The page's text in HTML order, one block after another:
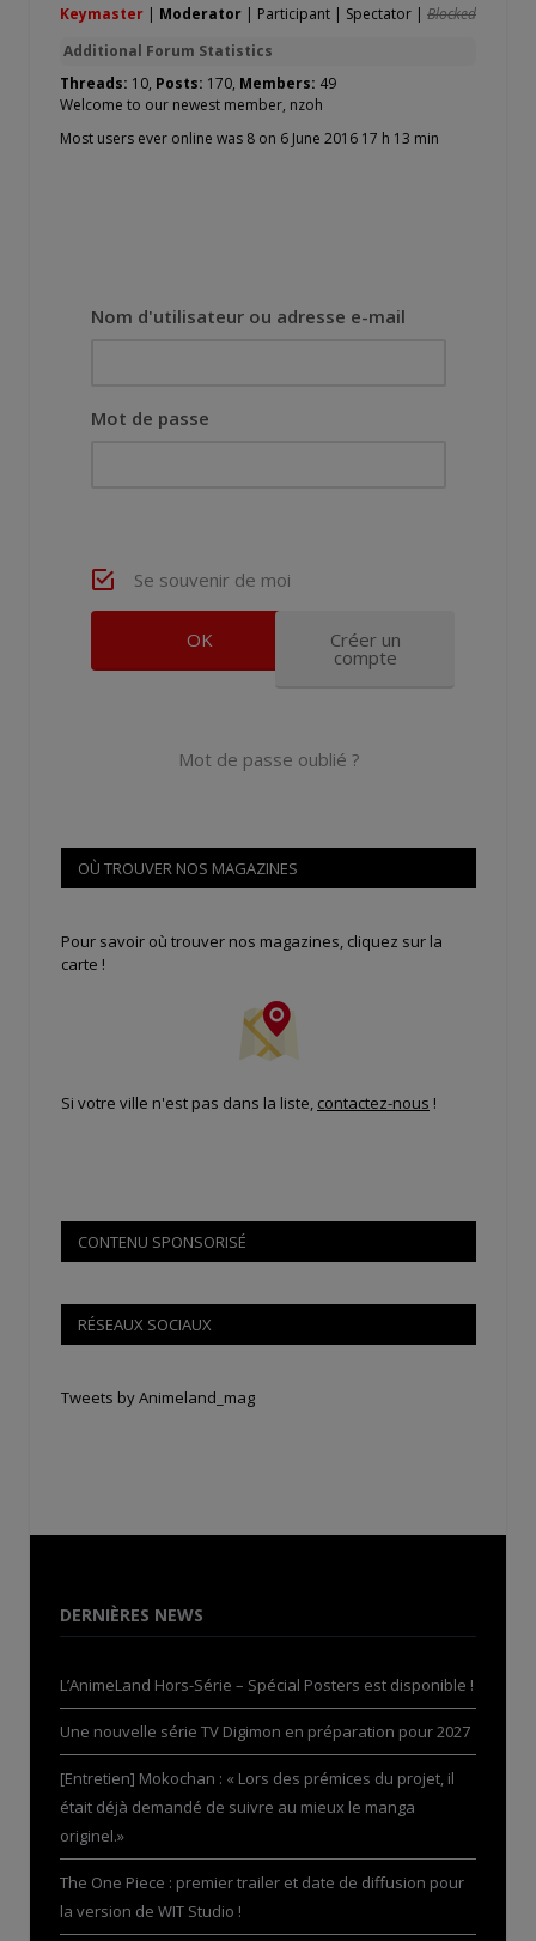
Keymaster | Moderator | Participant | Spectator | Blocked
Additional Forum Statistics
Threads: 10, Posts: 170, Members: 49
Welcome to our newest member, nzoh
Most users ever online was 8 on 6 June 2016 17 h 13 min
Nom d'utilisateur ou adresse e-mail
Mot de passe
Se souvenir de moi
Créer un
compte
Mot de passe oublié ?
OÙ TROUVER NOS MAGAZINES
Pour savoir où trouver nos magazines, cliquez sur la
carte !
Si votre ville n'est pas dans la liste, contactez-nous !
CONTENU SPONSORISÉ
RÉSEAUX SOCIAUX
Tweets by Animeland_mag
DERNIÈRES NEWS
L’AnimeLand Hors-Série – Spécial Posters est disponible !
Une nouvelle série TV Digimon en préparation pour 2027
[Entretien] Mokochan : « Lors des prémices du projet, il
était déjà demandé de suivre au mieux le manga
originel.»
The One Piece : premier trailer et date de diffusion pour
la version de WIT Studio !